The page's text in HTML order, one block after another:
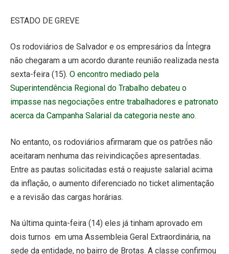
ESTADO DE GREVE
Os rodoviários de Salvador e os empresários da Íntegra
não chegaram a um acordo durante reunião realizada nesta
sexta-feira (15). O encontro mediado pela
Superintendência Regional do Trabalho debateu o
impasse nas negociações entre trabalhadores e patronato
acerca da Campanha Salarial da categoria neste ano.
No entanto, os rodoviários afirmaram que os patrões não
aceitaram nenhuma das reivindicações apresentadas.
Entre as pautas solicitadas está o reajuste salarial acima
da inflação, o aumento diferenciado no ticket alimentação
e a revisão das cargas horárias.
Na última quinta-feira (14) eles já tinham aprovado em
dois turnos em uma Assembleia Geral Extraordinária, na
sede da entidade, no bairro de Brotas. A classe confirmou